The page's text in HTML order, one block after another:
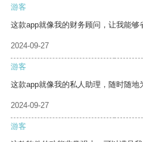
游客
这款app就像我的财务顾问，让我能够
2024-09-27
游客
这款app就像我的私人助理，随时随地
2024-09-27
游客